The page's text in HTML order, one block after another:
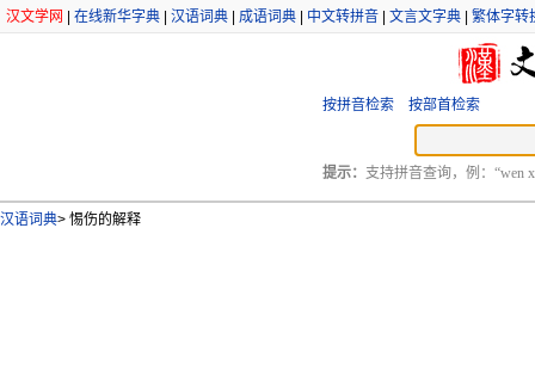
汉文学网 在线新华字典 汉语词典 成语词典 中文转拼音 文言文字典 繁体字转
按拼音检索 按部首检索
提示： 支持拼音查询，例：“wen
汉语词典> 惕伤的解释